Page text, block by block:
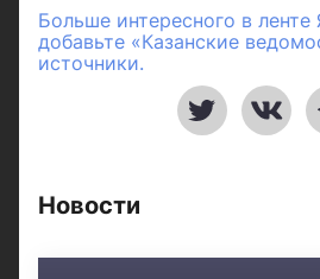
Больше интересного в
добавьте «Казанские
источники.
Новости